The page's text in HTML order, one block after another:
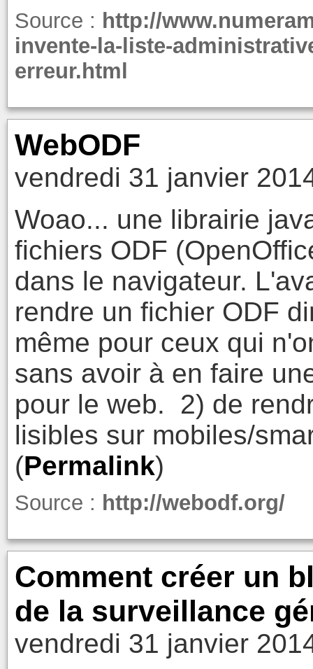
Source : http://
invente-la-liste-
erreur.html
WebODF
vendredi 31 janvier
Woao... une librairie
fichiers ODF
dans le navigateur.
rendre un fichier ODF
même pour ceux qui
sans avoir à en faire
pour le web. 2) de
lisibles sur mobiles/
(Permalink)
Source : http://webodf.org/
Comment créer un
de la surveillance
vendredi 31 janvier